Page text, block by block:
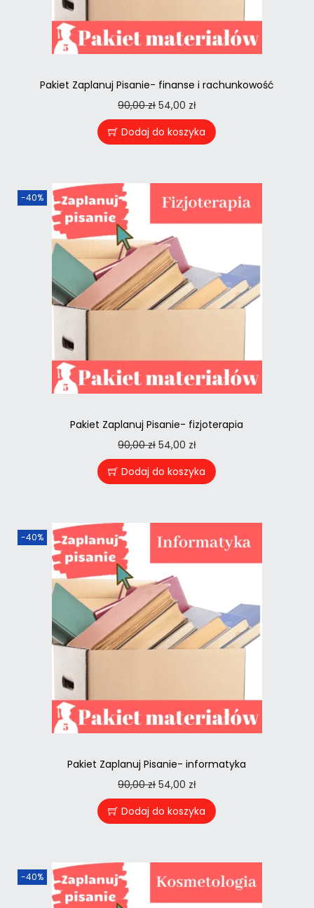
Pakiet Zaplanuj Pisanie- finanse i rachunkowość
90,00zł 54,00 zł
Dodaj do koszyka
-40%
Pakiet Zaplanuj Pisanie- fizjoterapia
90,00zł 54,00 zł
Dodaj do koszyka
-40%
Pakiet Zaplanuj Pisanie- informatyka
90,00zł 54,00 zł
Dodaj do koszyka
-40%